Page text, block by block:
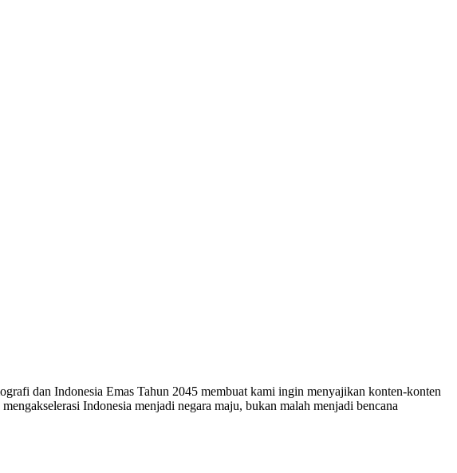
dan Indonesia Emas Tahun 2045 membuat kami ingin menyajikan konten-konten
Indonesia menjadi negara maju, bukan malah menjadi bencana